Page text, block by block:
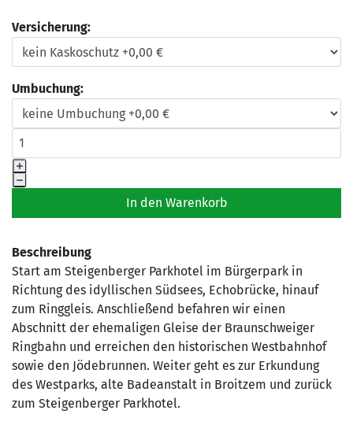
Versicherung:
Umbuchung:
Beschreibung
Start am Steigenberger Parkhotel im Bürgerpark in
Richtung des idyllischen Südsees, Echobrücke, hinauf
zum Ringgleis. Anschließend befahren wir einen
Abschnitt der ehemaligen Gleise der Braunschweiger
Ringbahn und erreichen den historischen Westbahnhof
sowie den Jödebrunnen. Weiter geht es zur Erkundung
des Westparks, alte Badeanstalt in Broitzem und zurück
zum Steigenberger Parkhotel.